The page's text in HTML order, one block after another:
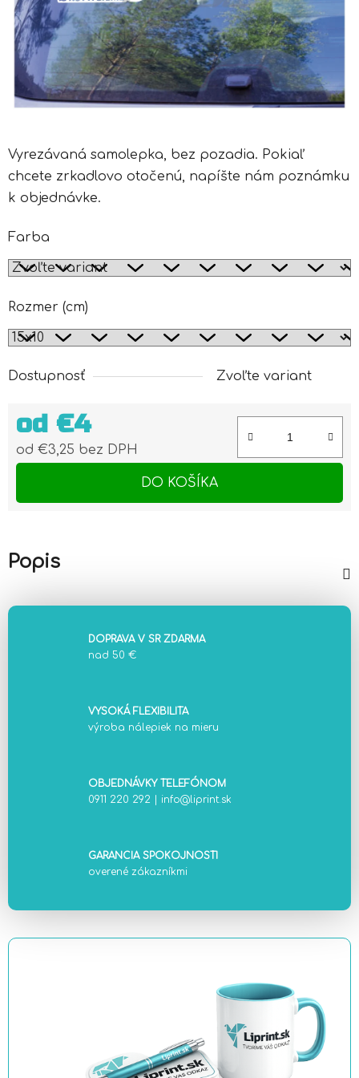
Vyrezávaná samolepka, bez pozadia. Pokiaľ
chcete zrkadlovo otočenú, napíšte nám poznámku
k objednávke.
Farba
Rozmer (cm)
Dostupnosť Zvoľte variant
od €4
od €3,25 bez DPH
DO KOŠÍKA
Popis
DOPRAVA V SR ZDARMA
nad 50 €
VYSOKÁ FLEXIBILITA
výroba nálepiek na mieru
OBJEDNÁVKY TELEFÓNOM
0911 220 292
info@liprint.sk
GARANCIA SPOKOJNOSTI
overené zákazníkmi